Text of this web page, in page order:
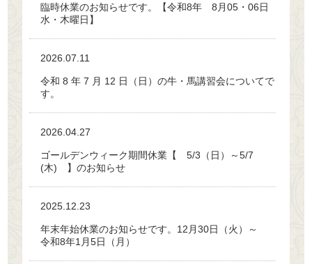
臨時休業のお知らせです。【令和8年 8月05・06日
水・木曜日】
2026.07.11
令和 8 年 7 月 12 日（日）の牛・馬講習会についてで
す。
2026.04.27
ゴールデンウィーク期間休業【 5/3（日）～5/7
(木) 】のお知らせ
2025.12.23
年末年始休業のお知らせです。12月30日（火）～
令和8年1月5日（月）